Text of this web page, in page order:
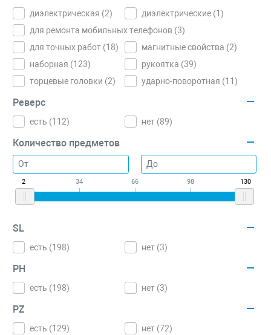
диэлектрическая (2) диэлектрические (1)
для ремонта мобильных телефонов (3)
для точных работ (18) магнитные свойства (2)
наборная (123) рукоятка (39)
торцевые головки (2) ударно-поворотная (11)
Реверс
есть (112) нет (89)
Количество предметов
2 34 66 98 130
SL
есть (198) нет (3)
PH
есть (198) нет (3)
PZ
есть (129) нет (72)